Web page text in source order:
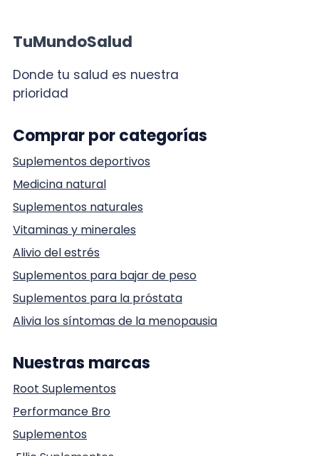
TuMundoSalud
Donde tu salud es nuestra
prioridad
Comprar por categorías
Suplementos deportivos
Medicina natural
Suplementos naturales
Vitaminas y minerales
Alivio del estrés
Suplementos para bajar de peso
Suplementos para la próstata
Alivia los síntomas de la menopausia
Nuestras marcas
Root Suplementos
Performance Bro
Suplementos